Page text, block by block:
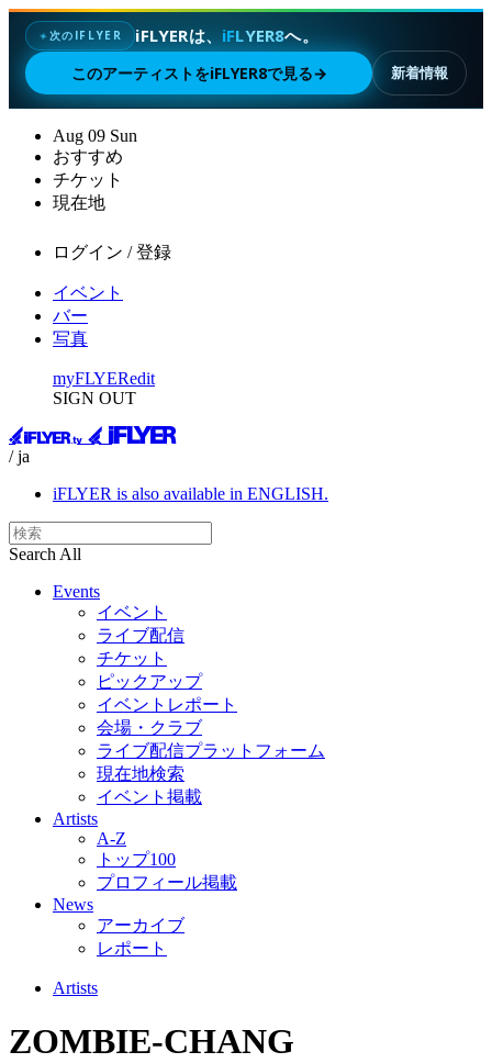
✦次のIFLYER iFLYERは、 iFLYER8へ。
このアーティストをiFLYER8で見る→ 新着情報
Aug 09 Sun
おすすめ
チケット
現在地
ログイン / 登録
イベント
バー
写真
myFLYERedit
SIGN OUT
/ ja
iFLYER is also available in ENGLISH.
Search All
Events
イベント
ライブ配信
チケット
ピックアップ
イベントレポート
会場・クラブ
ライブ配信プラットフォーム
現在地検索
イベント掲載
Artists
A-Z
トップ100
プロフィール掲載
News
アーカイブ
レポート
Artists
ZOMBIE-CHANG